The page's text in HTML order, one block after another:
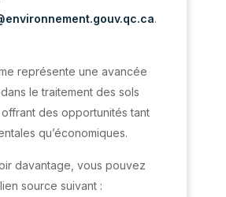
.
représente une avancée
le traitement des sols
des opportunités tant
qu’économiques.
davantage, vous pouvez
source suivant :